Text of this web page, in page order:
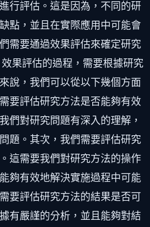
行評估。這是因為，不同的研
點，並且在實際應用中可能會
需要通過效果評估來確定研究
果評估的過程，需要根據研究
說，我們可以從以下幾個方面
要評估研究方法是否能夠有效
們對研究問題有深入的理解，
題。其次，我們需要評估研究
這需要我們對研究方法的操作
夠有效地解決實施過程中可能
要評估研究方法的結果是否可
有嚴謹的分析，並且能夠對結